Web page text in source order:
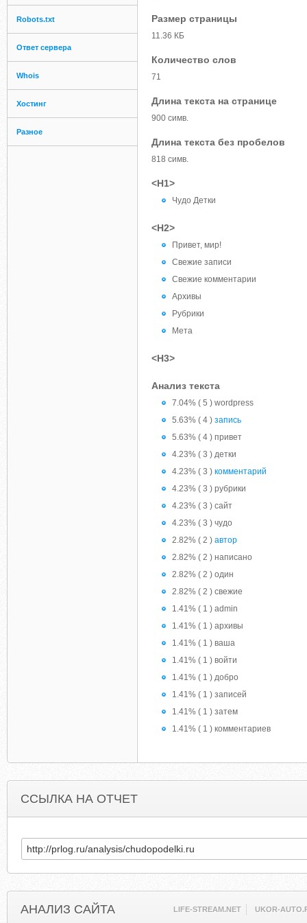
Robots.txt
Ответ сервера
Whois
Хостинг
Разное
Размер страницы
11.36 КБ
Количество слов
71
Длина текста на странице
900 симв.
Длина текста без пробелов
818 симв.
<H1>
Чудо Детки
<H2>
Привет, мир!
Свежие записи
Свежие комментарии
Архивы
Рубрики
Мета
<H3>
Анализ текста
7.04% ( 5 ) wordpress
5.63% ( 4 ) запись
5.63% ( 4 ) привет
4.23% ( 3 ) детки
4.23% ( 3 ) комментарий
4.23% ( 3 ) рубрики
4.23% ( 3 ) сайт
4.23% ( 3 ) чудо
2.82% ( 2 ) автор
2.82% ( 2 ) написано
2.82% ( 2 ) один
2.82% ( 2 ) свежие
1.41% ( 1 ) admin
1.41% ( 1 ) архивы
1.41% ( 1 ) ваша
1.41% ( 1 ) войти
1.41% ( 1 ) добро
1.41% ( 1 ) записей
1.41% ( 1 ) затем
1.41% ( 1 ) комментариев
ССЫЛКА НА ОТЧЕТ
АНАЛИЗ САЙТА LIFE-STREAM.NET UKOR-